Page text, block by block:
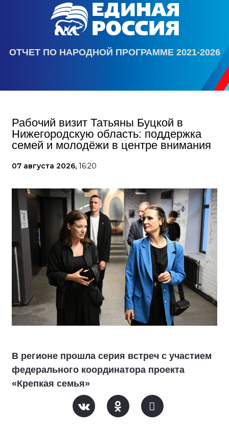
ОТЧЕТ ПО НАРОДНОЙ ПРОГРАММЕ 2021-2026
Рабочий визит Татьяны Буцкой в
Нижегородскую область: поддержка
семей и молодёжи в центре внимания
07 августа 2026, 16:20
В регионе прошла серия встреч с участием
федерального координатора проекта
«Крепкая семья»